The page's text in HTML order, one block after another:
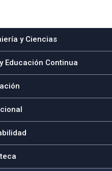
y Ciencias
Educación Continua